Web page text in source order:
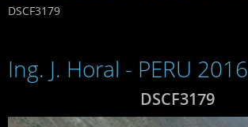
DSCF3179
Ing. J. Horal - PERU 2016
DSCF3179